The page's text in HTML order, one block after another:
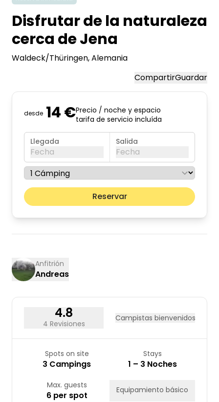
Disfrutar de la naturaleza
cerca de Jena
Waldeck/Thüringen, Alemania
CompartirGuardar
desde 14 €Precio / noche y espacio
tarifa de servicio incluída
Llegada
Fecha
Salida
Fecha
agosto de 2026
Mes
jue
17
18
24
25
Reservar
Anfitrión
Andreas
4.8
4 Revisiones
Campistas bienvenidos
Spots on site
3 Campings
Stays
1 – 3 Noches
Max. guests
6 per spot Equipamiento básico